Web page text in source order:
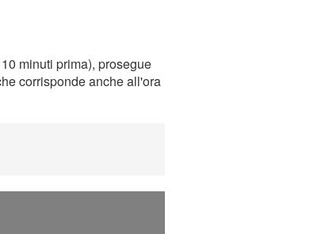
minuti prima), prosegue
corrisponde anche all'ora